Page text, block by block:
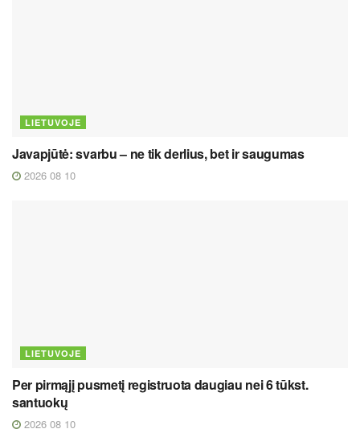
LIETUVOJE
Javapjūtė: svarbu – ne tik derlius, bet ir saugumas
2026 08 10
LIETUVOJE
Per pirmąjį pusmetį registruota daugiau nei 6 tūkst.
santuokų
2026 08 10